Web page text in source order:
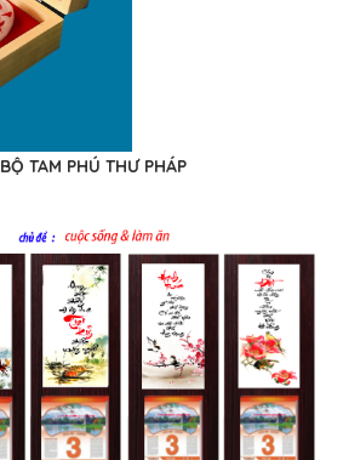
BỘ TAM PHÚ THƯ PHÁP